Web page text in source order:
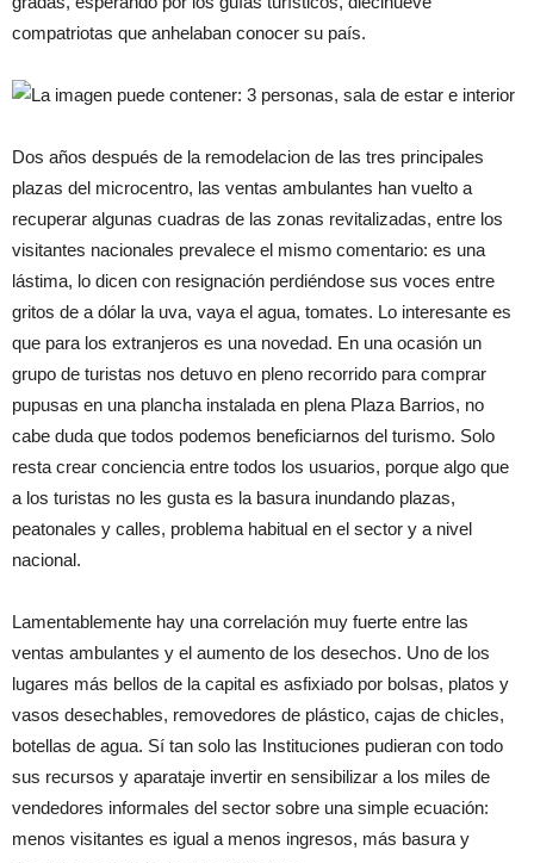
compatriotas que anhelaban conocer su país.
Dos años después de la remodelacion de las tres principales
plazas del microcentro, las ventas ambulantes han vuelto a
recuperar algunas cuadras de las zonas revitalizadas, entre los
visitantes nacionales prevalece el mismo comentario: es una
lástima, lo dicen con resignación perdiéndose sus voces entre
gritos de a dólar la uva, vaya el agua, tomates. Lo interesante es
que para los extranjeros es una novedad. En una ocasión un
grupo de turistas nos detuvo en pleno recorrido para comprar
pupusas en una plancha instalada en plena Plaza Barrios, no
cabe duda que todos podemos beneficiarnos del turismo. Solo
resta crear conciencia entre todos los usuarios, porque algo que
a los turistas no les gusta es la basura inundando plazas,
peatonales y calles, problema habitual en el sector y a nivel
nacional.
Lamentablemente hay una correlación muy fuerte entre las
ventas ambulantes y el aumento de los desechos. Uno de los
lugares más bellos de la capital es asfixiado por bolsas, platos y
vasos desechables, removedores de plástico, cajas de chicles,
botellas de agua. Sí tan solo las Instituciones pudieran con todo
sus recursos y aparataje invertir en sensibilizar a los miles de
vendedores informales del sector sobre una simple ecuación:
menos visitantes es igual a menos ingresos, más basura y